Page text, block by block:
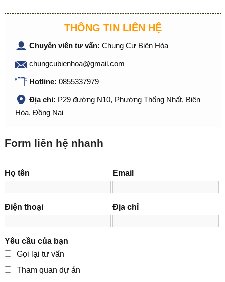
THÔNG TIN LIÊN HỆ
Chuyên viên tư vấn: Chung Cư Biên Hòa
chungcubienhoa@gmail.com
Hotline: 0855337979
Địa chỉ: P29 đường N10, Phường Thống Nhất, Biên
Hòa, Đồng Nai
Form liên hệ nhanh
Họ tên Email
Điện thoại Địa chỉ
Yêu cầu của bạn
Gọi lại tư vấn
Tham quan dự án